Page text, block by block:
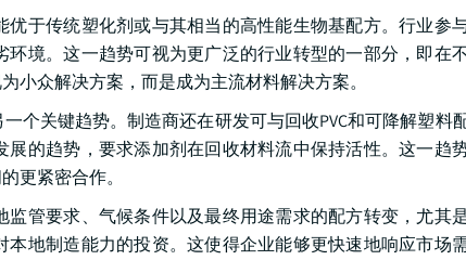
于传统塑化剂或与其相当的高性能生物基配方。行业参
境。这一趋势可视为更广泛的行业转型的一部分，即在
小众解决方案，而是成为主流材料解决方案。
个关键趋势。制造商还在研发可与回收PVC和可降解塑料
的趋势，要求添加剂在回收材料流中保持活性。这一趋
更紧密合作。
管要求、气候条件以及最终用途需求的配方转变，尤其
地制造能力的投资。这使得企业能够更快速地响应市场